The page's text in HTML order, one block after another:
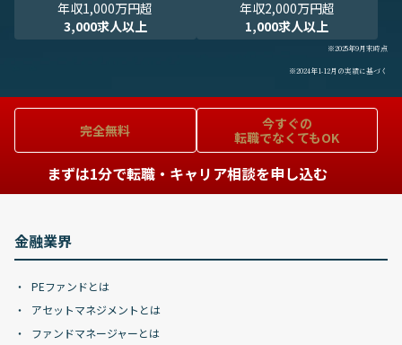
年収1,000万円超
3,000求人以上
年収2,000万円超
1,000求人以上
※2025年9月末時点
※2024年1-12月の実績に基づく
完全無料
今すぐの
転職でなくてもOK
まずは1分で転職・キャリア相談を申し込む
金融業界
PEファンドとは
アセットマネジメントとは
ファンドマネージャーとは